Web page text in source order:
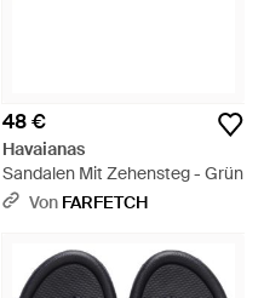
48 €
Havaianas
Sandalen Mit Zehensteg - Grün
Von FARFETCH